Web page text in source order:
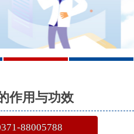
3 4
作用与功效
88005788